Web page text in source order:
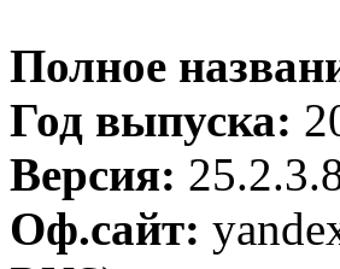
Полное
Год выпуска:
Версия:
Оф.сайт: